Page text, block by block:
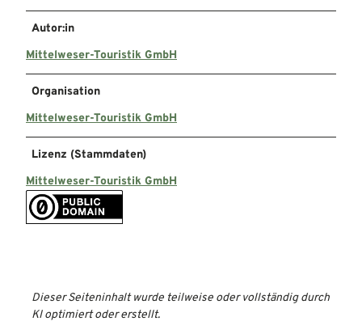
Autor:in
Mittelweser-Touristik GmbH
Organisation
Mittelweser-Touristik GmbH
Lizenz (Stammdaten)
Mittelweser-Touristik GmbH
Dieser Seiteninhalt wurde teilweise oder vollständig durch
KI optimiert oder erstellt.